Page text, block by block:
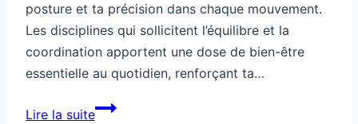
posture et ta précision dans chaque mouvement.
Les disciplines qui sollicitent l’équilibre et la
coordination apportent une dose de bien-être
essentielle au quotidien, renforçant ta…
Lire la suiteSport